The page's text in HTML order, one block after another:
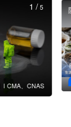
CMA、CNAS
1 /5